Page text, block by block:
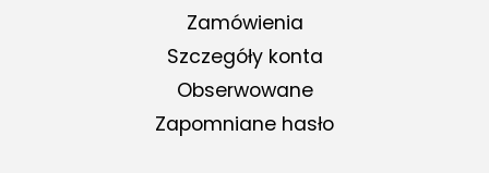
Zamówienia
Szczegóły konta
Obserwowane
Zapomniane hasło